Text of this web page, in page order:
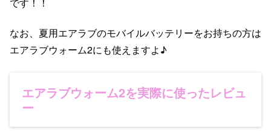
なお、夏用エアラブのモバイルバッテリーをお持ちの方は
エアラブウォーム2にも使えますよ♪
エアラブウォーム2を実際に使ったレビュ
ー